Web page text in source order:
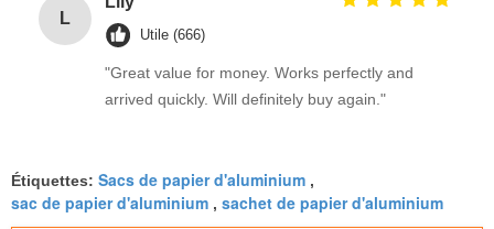
manual adjustment is smooth, and finding that
sweet spot makes all the difference. No more eye
strain during long sessions. Highly recommend
taking the time to set it up properly!""The Pico 4's
finding that sweet spot makes all the difference.
No more eye strain during long sessions. Highly
L
Utile (666)
"Great value for money. Works perfectly and
arrived quickly. Will definitely buy again."
Étiquettes: Sacs de papier d'aluminium ,
sac de papier d'aluminium , sachet de papier d'aluminium